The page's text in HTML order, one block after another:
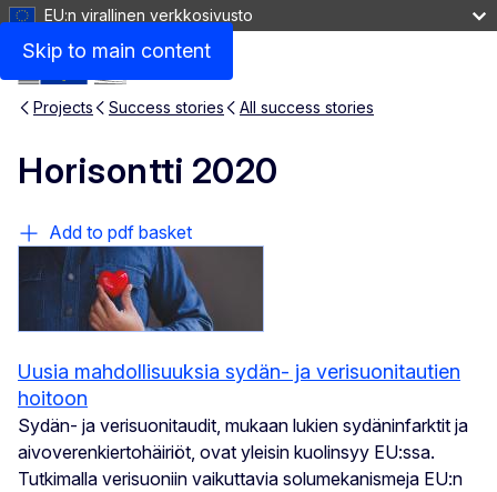
Skip to main content
EU:n virallinen verkkosivusto
Projects Success stories All success stories
Horisontti 2020
Add to pdf basket
Uusia mahdollisuuksia sydän- ja verisuonitautien
hoitoon
Sydän- ja verisuonitaudit, mukaan lukien sydäninfarktit ja
aivoverenkiertohäiriöt, ovat yleisin kuolinsyy EU:ssa.
Tutkimalla verisuoniin vaikuttavia solumekanismeja EU:n